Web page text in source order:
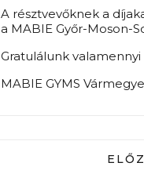
A résztvevőknek a
a MABIE Győr-Moson-
Gratulálunk valamennyi
MABIE GYMS